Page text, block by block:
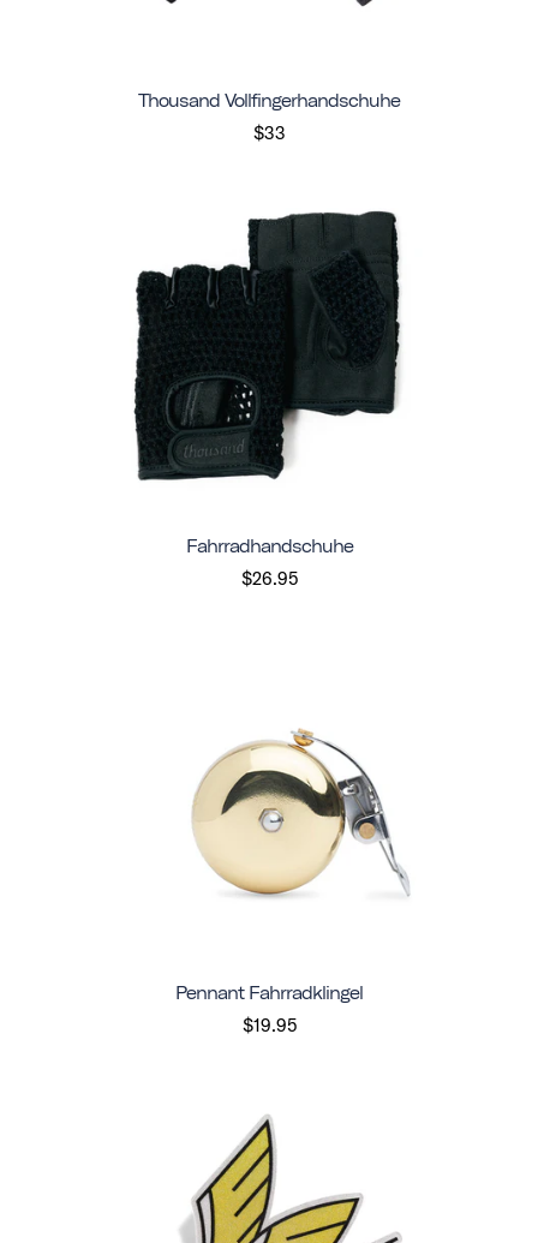
Thousand Vollfingerhandschuhe
$33
Fahrradhandschuhe
$26.95
Pennant Fahrradklingel
$19.95